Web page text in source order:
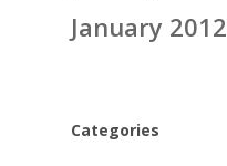
January 2012
Categories